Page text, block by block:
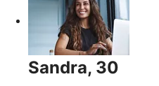
Sandra, 30